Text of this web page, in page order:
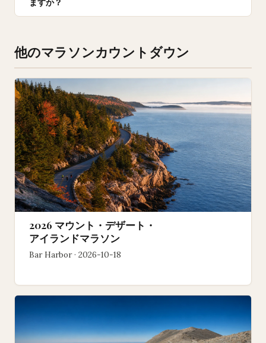
他のマラソンカウントダウン
2026 マウント・デザート・
アイランドマラソン
Bar Harbor · 2026-10-18